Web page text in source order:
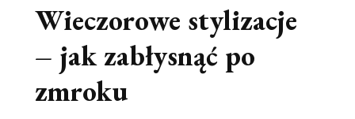
Wieczorowe stylizacje
– jak zabłysnąć po
zmroku